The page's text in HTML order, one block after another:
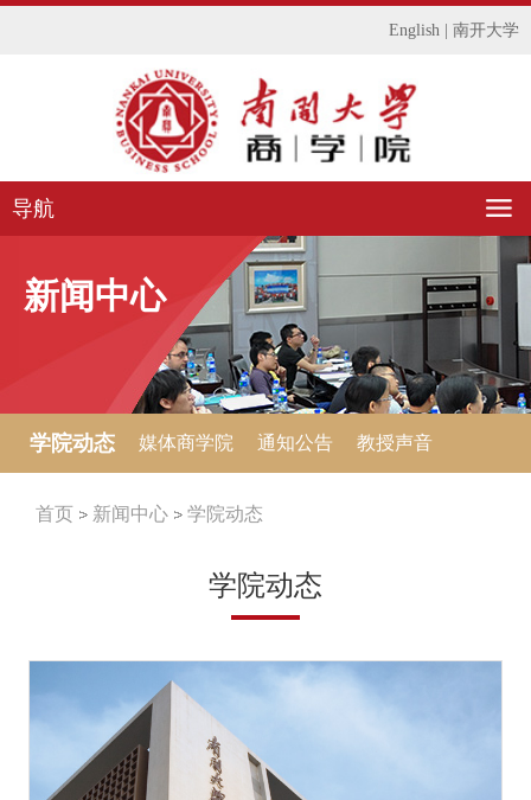
English 南开大学
导航
新闻中心
学院动态 媒体商学院 通知公告 教授声音
首页 新闻中心 学院动态
学院动态